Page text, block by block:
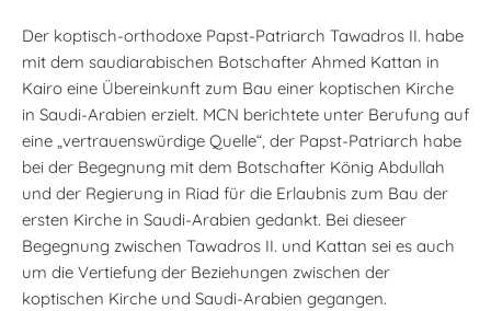
Der koptisch-orthodoxe Papst-Patriarch Tawadros II. habe
mit dem saudiarabischen Botschafter Ahmed Kattan in
Kairo eine Übereinkunft zum Bau einer koptischen Kirche
in Saudi-Arabien erzielt. MCN berichtete unter Berufung auf
eine „vertrauenswürdige Quelle“, der Papst-Patriarch habe
bei der Begegnung mit dem Botschafter König Abdullah
und der Regierung in Riad für die Erlaubnis zum Bau der
ersten Kirche in Saudi-Arabien gedankt. Bei dieseer
Begegnung zwischen Tawadros II. und Kattan sei es auch
um die Vertiefung der Beziehungen zwischen der
koptischen Kirche und Saudi-Arabien gegangen.